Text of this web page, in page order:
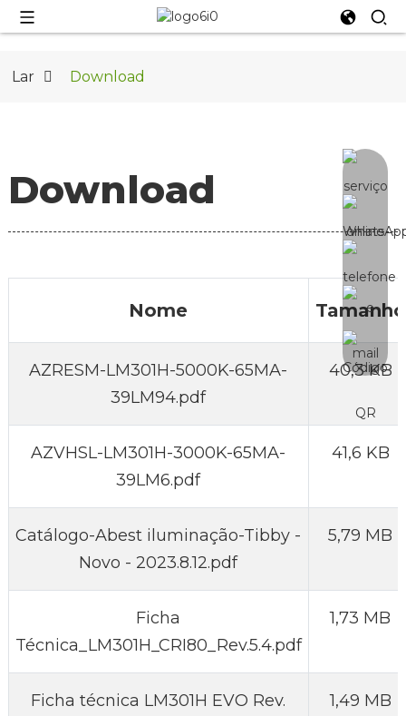
Lar Download
Download
Nome Tamanho
AZRESM-LM301H-5000K-65MA-
39LM94.pdf
40,3 KB
AZVHSL-LM301H-3000K-65MA-
39LM6.pdf
41,6 KB
Catálogo-Abest iluminação-Tibby -
Novo - 2023.8.12.pdf
5,79 MB
Ficha
Técnica_LM301H_CRI80_Rev.5.4.pdf
1,73 MB
Ficha técnica LM301H EVO Rev.
1,49 MB